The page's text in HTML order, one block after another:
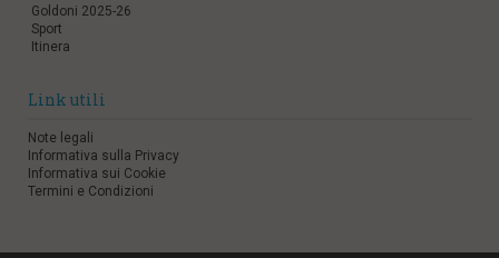
Goldoni 2025-26
Sport
Itinera
Link utili
Note legali
Informativa sulla Privacy
Informativa sui Cookie
Termini e Condizioni